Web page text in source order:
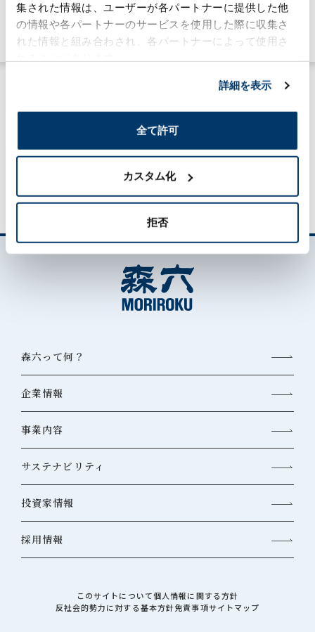
集された情報は、ユーザーが各パートナーに提供した他
の情報や各パートナーのサービスを使用した際に収集さ
れた情報と組み合わされ、各パートナーによって使用さ
詳細を表示
全て許可
カスタム化
拒否
ケミカル事業
#技術力
MORILOG一覧
森六って何？
企業情報
事業内容
サステナビリティ
投資家情報
採用情報
このサイトについて個人情報に関する方針
反社会的勢力に対する基本方針免責事項サイトマップ